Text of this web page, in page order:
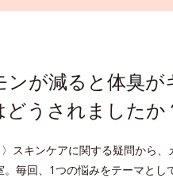
ンが減ると体臭
どうされましたか
〉スキンケアに関する疑問から
毎回、1つの悩みをテーマとし